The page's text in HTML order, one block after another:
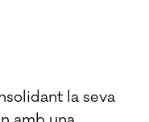
la seva